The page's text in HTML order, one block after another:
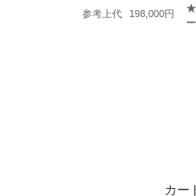
参考上代
198,000円
★
カー